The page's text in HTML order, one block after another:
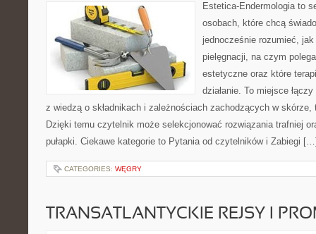
Estetica-Endermologia to
osobach, które chcą
jednocześnie rozumieć, jak
pielęgnacji, na czym
estetyczne oraz które
działanie. To miejsce
z wiedzą o składnikach i zależnościach zachodzących w skórze,
Dzięki temu czytelnik może selekcjonować rozwiązania trafniej
pułapki. Ciekawe kategorie to Pytania od czytelników i Zabiegi
CATEGORIES: WĘGRY
TRANSATLANTYCKIE REJSY I